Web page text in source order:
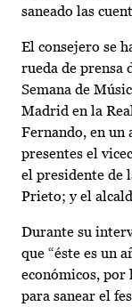
saneado las
El consejero se
rueda de prensa
Semana de
Madrid en la
Fernando, en un
presentes el
el presidente de
Prieto; y el
Durante su
que “éste es un
económicos, por
para sanear el